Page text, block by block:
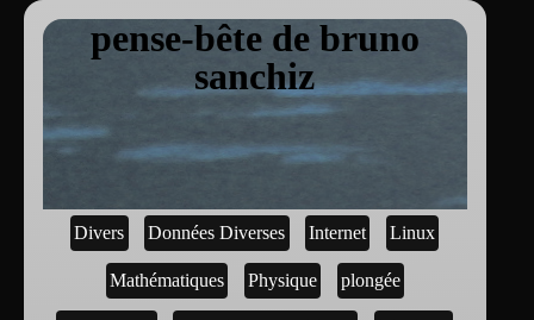
pense-bête de bruno
sanchiz
Divers Données Diverses Internet Linux
Mathématiques Physique plongée